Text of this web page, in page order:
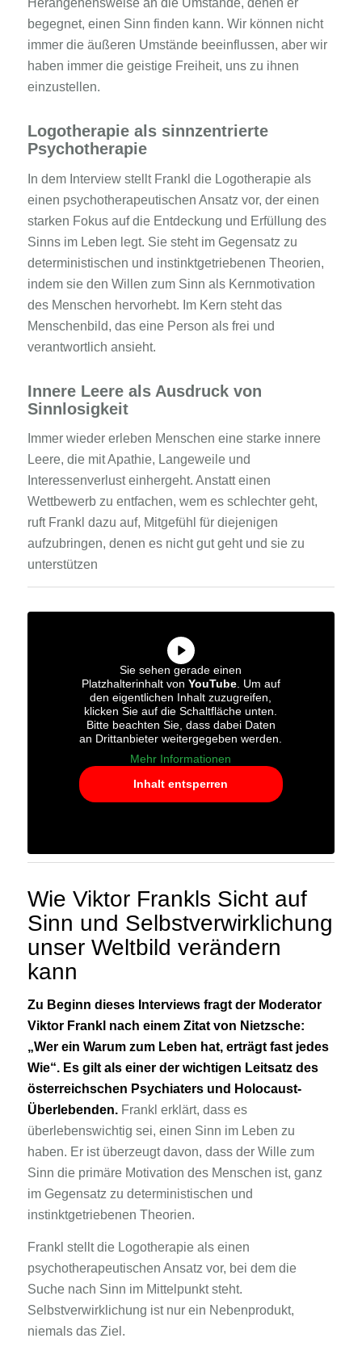
Herangehensweise an die Umstände, denen er
begegnet, einen Sinn finden kann. Wir können nicht
immer die äußeren Umstände beeinflussen, aber wir
haben immer die geistige Freiheit, uns zu ihnen
einzustellen.
Logotherapie als sinnzentrierte
Psychotherapie
In dem Interview stellt Frankl die Logotherapie als
einen psychotherapeutischen Ansatz vor, der einen
starken Fokus auf die Entdeckung und Erfüllung des
Sinns im Leben legt. Sie steht im Gegensatz zu
deterministischen und instinktgetriebenen Theorien,
indem sie den Willen zum Sinn als Kernmotivation
des Menschen hervorhebt. Im Kern steht das
Menschenbild, das eine Person als frei und
verantwortlich ansieht.
Innere Leere als Ausdruck von
Sinnlosigkeit
Immer wieder erleben Menschen eine starke innere
Leere, die mit Apathie, Langeweile und
Interessenverlust einhergeht. Anstatt einen
Wettbewerb zu entfachen, wem es schlechter geht,
ruft Frankl dazu auf, Mitgefühl für diejenigen
aufzubringen, denen es nicht gut geht und sie zu
unterstützen
Sie sehen gerade einen
Platzhalterinhalt von YouTube. Um auf
den eigentlichen Inhalt zuzugreifen,
klicken Sie auf die Schaltfläche unten.
Bitte beachten Sie, dass dabei Daten
an Drittanbieter weitergegeben werden.
Mehr Informationen
Inhalt entsperren
Wie Viktor Frankls Sicht auf
Sinn und Selbstverwirklichung
unser Weltbild verändern
kann
Zu Beginn dieses Interviews fragt der Moderator
Viktor Frankl nach einem Zitat von Nietzsche:
„Wer ein Warum zum Leben hat, erträgt fast jedes
Wie“. Es gilt als einer der wichtigen Leitsatz des
österreichschen Psychiaters und Holocaust-
Überlebenden.Frankl erklärt, dass es
überlebenswichtig sei, einen Sinn im Leben zu
haben. Er ist überzeugt davon, dass der Wille zum
Sinn die primäre Motivation des Menschen ist, ganz
im Gegensatz zu deterministischen und
instinktgetriebenen Theorien.
Frankl stellt die Logotherapie als einen
psychotherapeutischen Ansatz vor, bei dem die
Suche nach Sinn im Mittelpunkt steht.
Selbstverwirklichung ist nur ein Nebenprodukt,
niemals das Ziel.